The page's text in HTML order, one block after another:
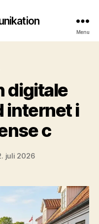
Menu
digitale
internet i
c
juli 2026